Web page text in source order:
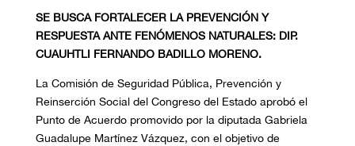
SE BUSCA FORTALECER LA PREVENCIÓN Y
RESPUESTA ANTE FENÓMENOS NATURALES: DIP.
CUAUHTLI FERNANDO BADILLO MORENO.
La Comisión de Seguridad Pública, Prevención y
Reinserción Social del Congreso del Estado aprobó el
Punto de Acuerdo promovido por la diputada Gabriela
Guadalupe Martínez Vázquez, con el objetivo de